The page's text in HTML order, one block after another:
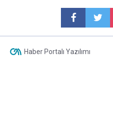
Haber Portalı Yazılımı